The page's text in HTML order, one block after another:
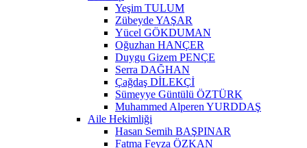
Yeşim TULUM
Zübeyde YAŞAR
Yücel GÖKDUMAN
Oğuzhan HANÇER
Duygu Gizem PENÇE
Serra DAĞHAN
Çağdaş DİLEKÇİ
Sümeyye Güntülü ÖZTÜRK
Muhammed Alperen YURDDAŞ
Aile Hekimliği
Hasan Semih BAŞPINAR
Fatma Feyza ÖZKAN